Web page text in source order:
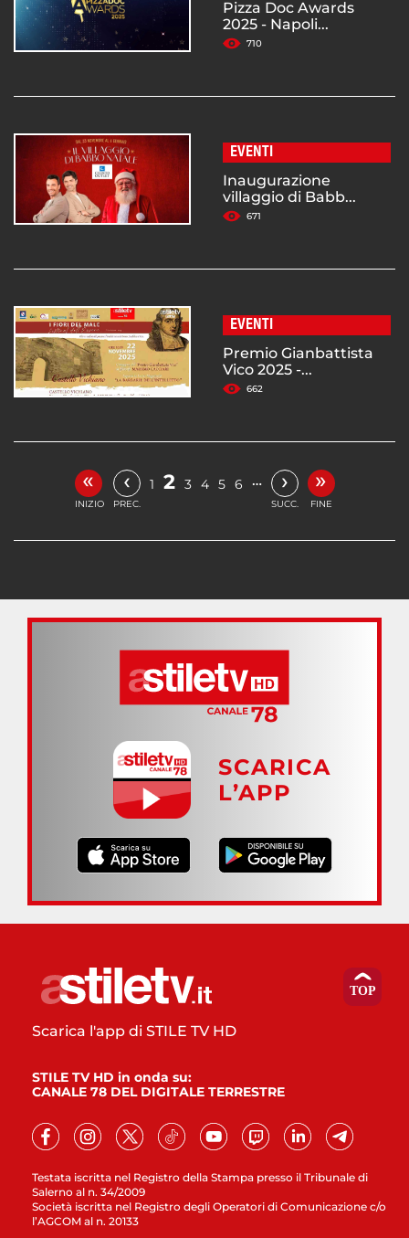
Pizza Doc Awards
2025 - Napoli...
710
EVENTI
Inaugurazione
villaggio di Babb...
671
EVENTI
Premio Gianbattista
Vico 2025 -...
662
«
INIZIO
‹
PREC.
1 2 3 4 5 6 … ›
SUCC.
»
FINE
SCARICA
L’APP
Testata iscritta nel Registro della Stampa presso il Tribunale di
Salerno al n. 34/2009
Società iscritta nel Registro degli Operatori di Comunicazione c/o
l’AGCOM al n. 20133
Scarica l'app di STILE TV HD
STILE TV HD in onda su:
CANALE 78 DEL DIGITALE TERRESTRE